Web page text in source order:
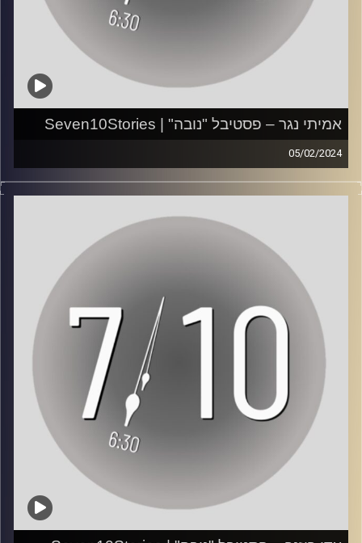
עריכת וידאו: ענבר בוחניק
עריכת פודקאסט: עינת סחייק
עמוד האינסטגרם של הפרויקט:
https://www.instagram.com/seven10stories/
עמוד היוטיוב של הפרויקט:
https://www.youtube.com/watch?v=ZwnFJBdJCIw
https://seven10stories.com/
seventenstories@gmail.com
קרדיט תמונות: AudioVersity
אמיתי נגר – פסטיבל "נובה" | Seven10Stories
05/02/2024
*אזהרת תוכן קשה לשמיעה*
"מאות אנשים רצים מזרחה, כמו ברווזים במטווח, כשהכדורים
שורקים לנו מעל לראש".
אמיתי נגר, בן 27 מתל-אביב, נמלט עם חבריו ממסיבת הנובה
וגמא 23 קילומטרים. "בדרך נכנסנו להסתתר במטע וחשבתי
שיתכן שיש בו מחבלים שרוצים להרוג אותנו, אבל אם כך –
אני מקבל את זה שנגמר הסיפור. ואני מסתכל לשמיים וצועק:
איפה צה"ל?"
ראיון: ליהוא טלמור
צילום: גדי מזרחי ותומר שטילר
עריכת וידאו: ענבר בוחניק
עריכת פודקאסט: עינת סחייק